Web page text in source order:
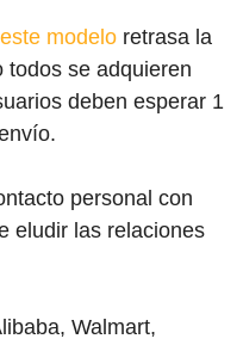
modelo retrasa la
todos se adquieren
deben esperar 1
personal con
eludir las relaciones
Walmart,